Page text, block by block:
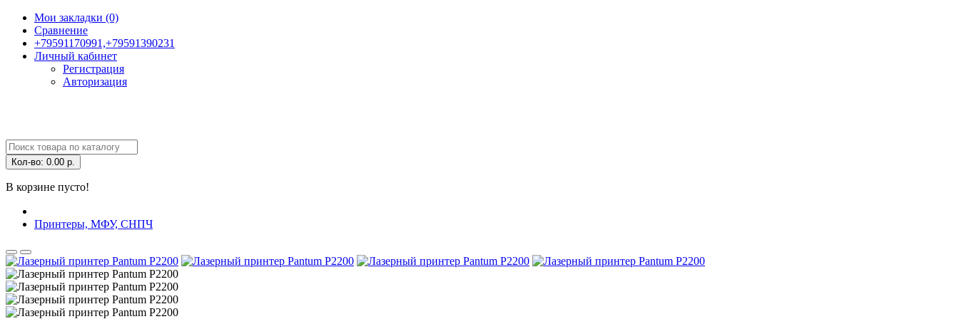
Мои закладки (0)
Сравнение
+79591170991,+79591390231
Личный кабинет
Регистрация
Авторизация
Кол-во: 0.00 р.
В корзине пусто!
Принтеры, МФУ, СНПЧ